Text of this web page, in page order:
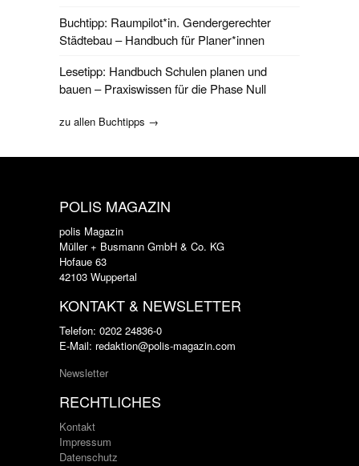
Buchtipp: Raumpilot*in. Gendergerechter
Städtebau – Handbuch für Planer*innen
Lesetipp: Handbuch Schulen planen und
bauen – Praxiswissen für die Phase Null
zu allen Buchtipps →
POLIS MAGAZIN
polis Magazin
Müller + Busmann GmbH & Co. KG
Hofaue 63
42103 Wuppertal
KONTAKT & NEWSLETTER
Telefon: 0202 24836-0
E-Mail: redaktion@polis-magazin.com
Newsletter
RECHTLICHES
Kontakt
Impressum
Datenschutz